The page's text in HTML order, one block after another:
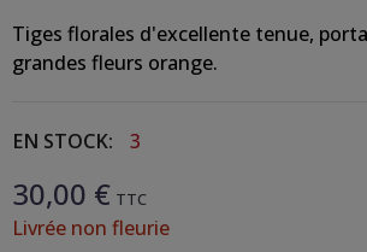
Tiges florales d'excellente tenue,
grandes fleurs orange.
EN STOCK: 3
30,00 € TTC
Livrée non fleurie